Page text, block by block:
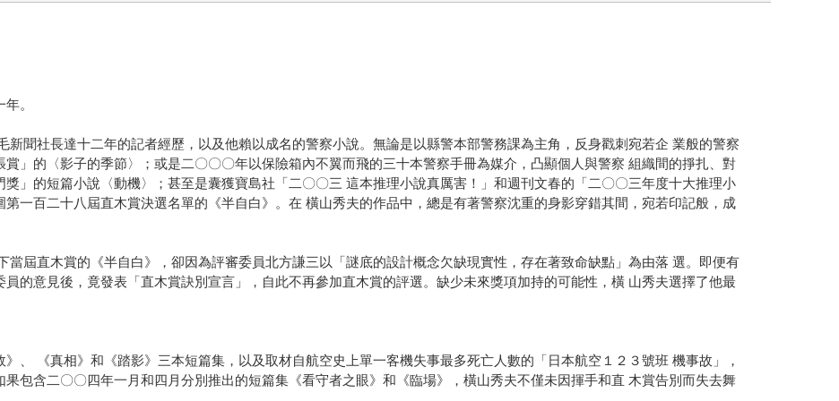
。
新聞社長達十二年的記者經歷，以及他賴以成名的警察小說。無論是以縣警本部警務課為主角，反身戳刺宛若企 業般的警察
」的〈影子的季節〉；或是二〇〇〇年以保險箱內不翼而飛的三十本警察手冊為媒介，凸顯個人與警察 組織間的掙扎、對
」的短篇小說〈動機〉；甚至是囊獲寶島社「二〇〇三 這本推理小說真厲害！」和週刊文春的「二〇〇三年度十大推理小
一百二十八屆直木賞決選名單的《半自白》。在 橫山秀夫的作品中，總是有著警察沈重的身影穿錯其間，宛若印記般，成
當屆直木賞的《半自白》，卻因為評審委員北方謙三以「謎底的設計概念欠缺現實性，存在著致命缺點」為由落 選。即便有
的意見後，竟發表「直木賞訣別宣言」，自此不再參加直木賞的評選。缺少未來獎項加持的可能性，橫 山秀夫選擇了他最
、 《真相》和《踏影》三本短篇集，以及取材自航空史上單一客機失事最多死亡人數的「日本航空１２３號班 機事故」，
包含二〇〇四年一月和四月分別推出的短篇集《看守者之眼》和《臨場》，橫山秀夫不僅未因揮手和直 木賞告別而失去舞